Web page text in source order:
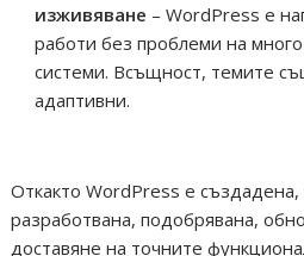
изживяване – WordPress е
работи без проблеми на
системи. Всъщност, темите
адаптивни.
Откакто WordPress е
разработвана, подобрявана,
доставяне на точните